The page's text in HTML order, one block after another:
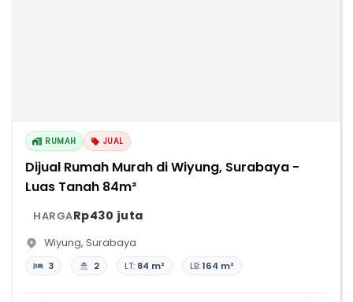
RUMAH JUAL
Dijual Rumah Murah di Wiyung, Surabaya -
Luas Tanah 84m²
HARGARp430 juta
Wiyung, Surabaya
3 2 LT: 84 m² LB:164 m²